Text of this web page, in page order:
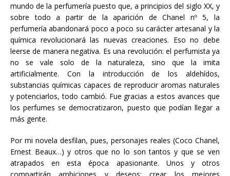
mundo de la perfumería puesto que, a principios del siglo XX, y
sobre todo a partir de la aparición de Chanel nº 5, la
perfumería abandonará poco a poco su carácter artesanal y la
química revolucionará las nuevas creaciones. Eso no debe
leerse de manera negativa. Es una revolución: el perfumista ya
no se vale solo de la naturaleza, sino que la imita
artificialmente. Con la introducción de los aldehídos,
substancias químicas capaces de reproducir aromas naturales
y potenciarlos, todo cambió. Fue gracias a estos avances que
los perfumes se democratizaron, puesto que podían llegar a
más gente.
Por mi novela desfilan, pues, personajes reales (Coco Chanel,
Ernest Beaux…) y otros que no lo son tantos y que se ven
atrapados en esta época apasionante. Unos y otros